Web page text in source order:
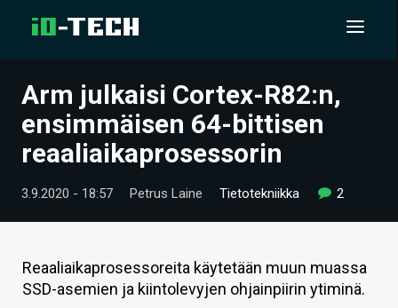
UUTISET
ARTIKKELIT
VIDEOT
TECHBBS
TIETOA
HINTA.FI
Arm julkaisi Cortex-R82:n,
ensimmäisen 64-bittisen
reaaliaikaprosessorin
3.9.2020 - 18:57 Petrus Laine Tietotekniikka 2
Reaaliaikaprosessoreita käytetään muun muassa
SSD-asemien ja kiintolevyjen ohjainpiirin ytiminä.